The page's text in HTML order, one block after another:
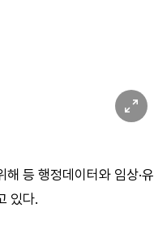
등 행정데이터와 임상·유
있다.